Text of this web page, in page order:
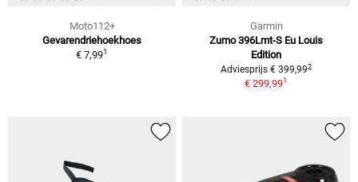
Moto112+
Gevarendriehoekhoes
€ 7,991
Garmin
Zumo 396Lmt-S Eu Louis
Edition
Adviesprijs € 399,992
€ 299,991